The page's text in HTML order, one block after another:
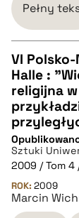
Pełny
CZYSTY
pobierz
BIBTEX
pobierz
VI
Halle :
religijna
Sztuki
2009 / Tom 4
ROK: 2009
Marcin